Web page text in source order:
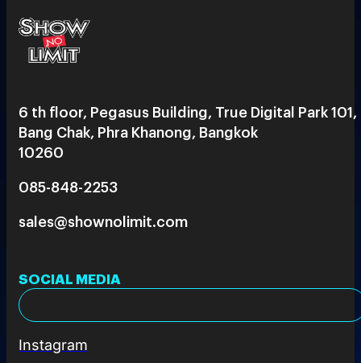
6 th floor, Pegasus Building, True Digital Park 101,
Bang Chak, Phra Khanong, Bangkok
10260
085-848-2253
sales@shownolimit.com
SOCIAL MEDIA
Instagram